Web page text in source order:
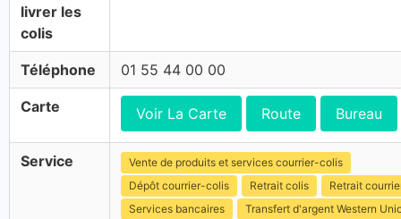
livrer les
colis
Téléphone 01 55 44 00 00
Carte Voir La Carte Route Bureau
Service
Vente de produits et services courrier-colis
Dépôt courrier-colis
Retrait colis
Retrait
Services bancaires
Transfert d'argent Western